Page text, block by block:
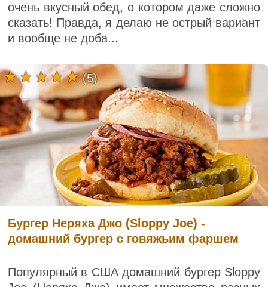
очень вкусный обед, о котором даже сложно
сказать! Правда, я делаю не острый вариант
и вообще не доба...
Бургер Неряха Джо (Sloppy Joe) -
домашний бургер с говяжьим фаршем
Популярный в США домашний бургер Sloppy
(5)